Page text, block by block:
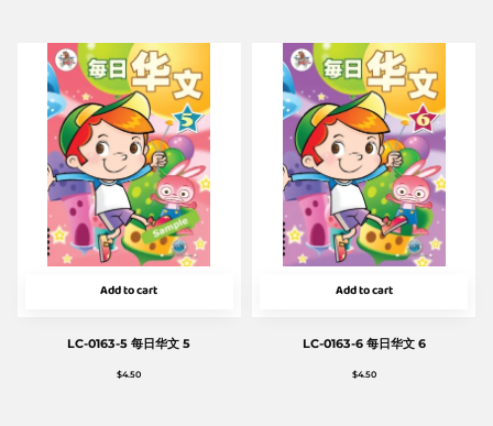
Add to cart
LC-0163-5 每日华文 5
$4.50
Add to cart
LC-0163-6 每日华文 6
$4.50